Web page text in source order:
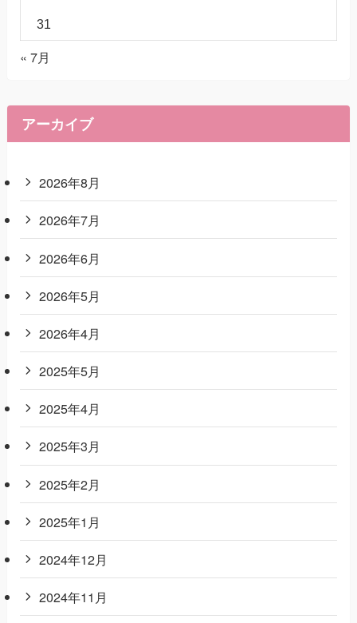
31
« 7月
アーカイブ
2026年8月
2026年7月
2026年6月
2026年5月
2026年4月
2025年5月
2025年4月
2025年3月
2025年2月
2025年1月
2024年12月
2024年11月